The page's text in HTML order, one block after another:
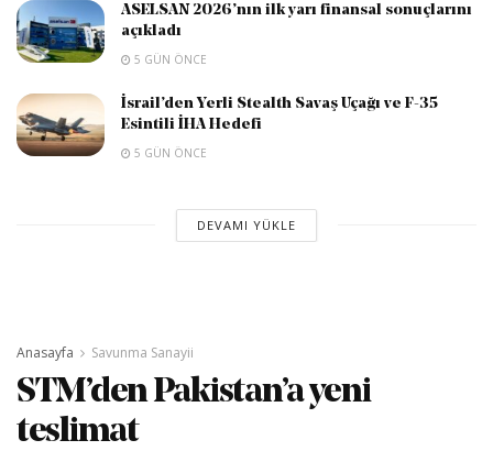
ASELSAN 2026’nın ilk yarı finansal sonuçlarını
açıkladı
5 GÜN ÖNCE
İsrail’den Yerli Stealth Savaş Uçağı ve F-35
Esintili İHA Hedefi
5 GÜN ÖNCE
DEVAMI YÜKLE
Anasayfa Savunma Sanayii
STM’den Pakistan’a yeni
teslimat